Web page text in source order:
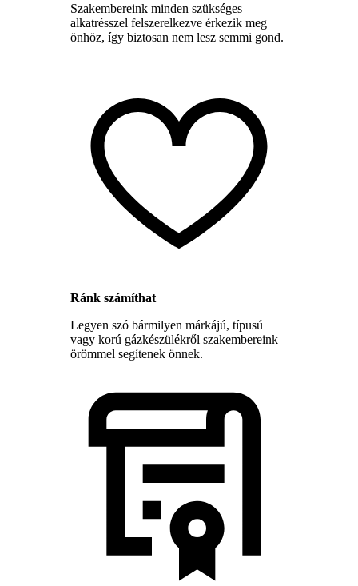
Szakembereink minden szükséges
alkatrésszel felszerelkezve érkezik meg
önhöz, így biztosan nem lesz semmi gond.
Ránk számíthat
Legyen szó bármilyen márkájú, típusú
vagy korú gázkészülékről szakembereink
örömmel segítenek önnek.